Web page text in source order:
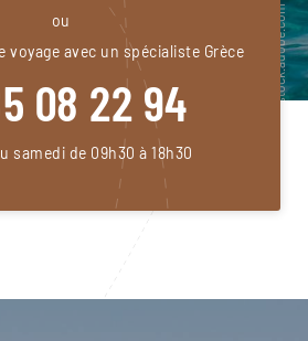
ou
voyage avec un spécialiste Grèce
08 22 94
samedi de 09h30 à 18h30